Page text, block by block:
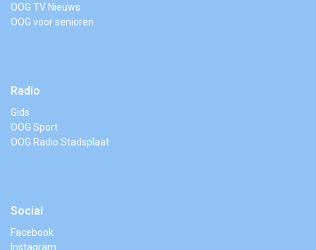
OOG TV Nieuws
OOG voor senioren
Radio
Gids
OOG Sport
OOG Radio Stadsplaat
Social
Facebook
Instagram